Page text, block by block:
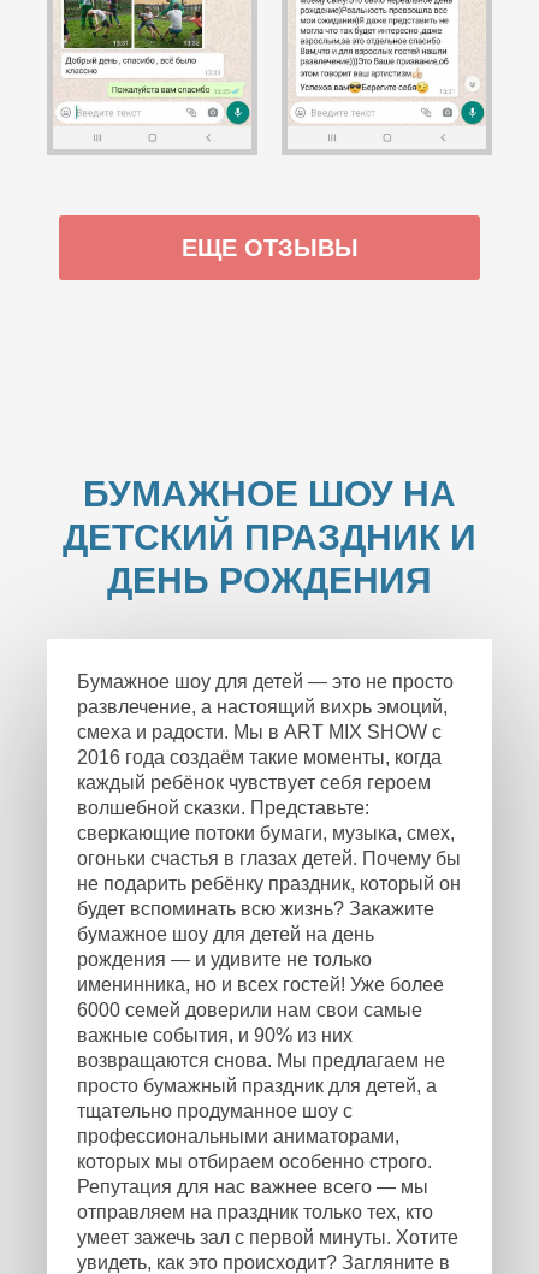
ЕЩЕ ОТЗЫВЫ
БУМАЖНОЕ ШОУ НА
ДЕТСКИЙ ПРАЗДНИК И
ДЕНЬ РОЖДЕНИЯ
Бумажное шоу для детей — это не просто
развлечение, а настоящий вихрь эмоций,
смеха и радости. Мы в ART MIX SHOW с
2016 года создаём такие моменты, когда
каждый ребёнок чувствует себя героем
волшебной сказки. Представьте:
сверкающие потоки бумаги, музыка, смех,
огоньки счастья в глазах детей. Почему бы
не подарить ребёнку праздник, который он
будет вспоминать всю жизнь? Закажите
бумажное шоу для детей на день
рождения — и удивите не только
именинника, но и всех гостей! Уже более
6000 семей доверили нам свои самые
важные события, и 90% из них
возвращаются снова. Мы предлагаем не
просто бумажный праздник для детей, а
тщательно продуманное шоу с
профессиональными аниматорами,
которых мы отбираем особенно строго.
Репутация для нас важнее всего — мы
отправляем на праздник только тех, кто
умеет зажечь зал с первой минуты. Хотите
увидеть, как это происходит? Загляните в